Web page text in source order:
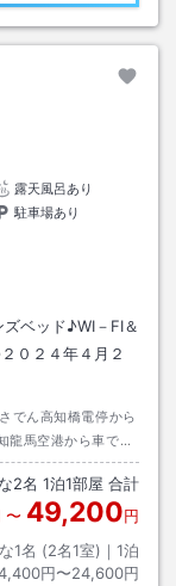
露天風呂あり
駐車場あり
ベッド♪WI－FI＆
０２４年４月２
でん高知橋電停から
龍馬空港から車で約
2名 1泊1部屋 合計
〜 49,200円
1名 (2名1室)｜ 1泊
円〜24,600円